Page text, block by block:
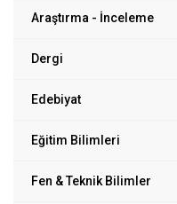
Araştırma - İnceleme
Dergi
Edebiyat
Eğitim Bilimleri
Fen & Teknik Bilimler